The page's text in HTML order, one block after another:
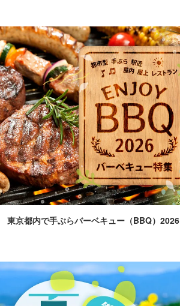
東京都内で手ぶらバーベキュー（BBQ）2026